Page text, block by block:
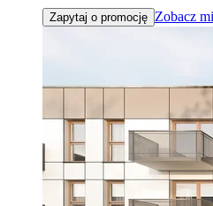
Zapytaj o promocję Zobacz